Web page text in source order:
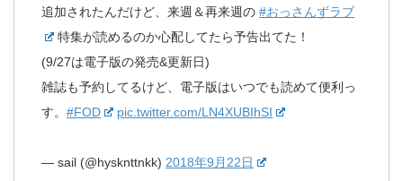
追加されたんだけど、来週＆再来週の #おっさんずラブ
特集が読めるのか心配してたら予告出てた！
(9/27は電子版の発売&更新日)
雑誌も予約してるけど、電子版はいつでも読めて便利っ
す。 #FOD pic.twitter.com/LN4XUBIhSI
— sail (@hysknttnkk) 2018年9月22日